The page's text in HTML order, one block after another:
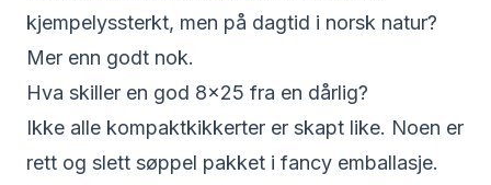
kjempelyssterkt, men på dagtid i norsk natur?
Mer enn godt nok.
Hva skiller en god 8x25 fra en dårlig?
Ikke alle kompaktkikkerter er skapt like. Noen er
rett og slett søppel pakket i fancy emballasje.